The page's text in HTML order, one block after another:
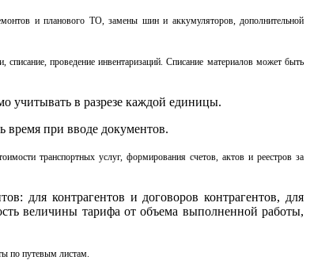
и планового ТО, замены шин и аккумуляторов, дополнительной
проведение инвентаризаций. Списание материалов может быть
учитывать в разрезе каждой единицы.
время при вводе документов.
транспортных услуг, формирования счетов, актов и реестров за
для контрагентов и договоров контрагентов, для
величины тарифа от объема выполненной работы,
по путевым листам.